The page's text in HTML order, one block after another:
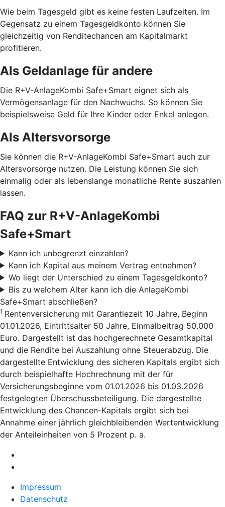
Wie beim Tagesgeld gibt es keine festen Laufzeiten. Im
Gegensatz zu einem Tagesgeldkonto können Sie
gleichzeitig von Renditechancen am Kapitalmarkt
profitieren.
Als Geldanlage für andere
Die R+V-AnlageKombi Safe+Smart eignet sich als
Vermögensanlage für den Nachwuchs. So können Sie
beispielsweise Geld für Ihre Kinder oder Enkel anlegen.
Als Altersvorsorge
Sie können die R+V-AnlageKombi Safe+Smart auch zur
Altersvorsorge nutzen. Die Leistung können Sie sich
einmalig oder als lebenslange monatliche Rente auszahlen
lassen.
FAQ zur R+V-AnlageKombi
Safe+Smart
Kann ich unbegrenzt einzahlen?
Kann ich Kapital aus meinem Vertrag entnehmen?
Wo liegt der Unterschied zu einem Tagesgeldkonto?
Bis zu welchem Alter kann ich die AnlageKombi
Safe+Smart abschließen?
1 Rentenversicherung mit Garantiezeit 10 Jahre, Beginn
01.01.2026, Eintrittsalter 50 Jahre, Einmalbeitrag 50.000
Euro. Dargestellt ist das hochgerechnete Gesamtkapital
und die Rendite bei Auszahlung ohne Steuerabzug. Die
dargestellte Entwicklung des sicheren Kapitals ergibt sich
durch beispielhafte Hochrechnung mit der für
Versicherungsbeginne vom 01.01.2026 bis 01.03.2026
festgelegten Überschussbeteiligung. Die dargestellte
Entwicklung des Chancen-Kapitals ergibt sich bei
Annahme einer jährlich gleichbleibenden Wertentwicklung
der Anteileinheiten von 5 Prozent p. a.
Impressum
Datenschutz